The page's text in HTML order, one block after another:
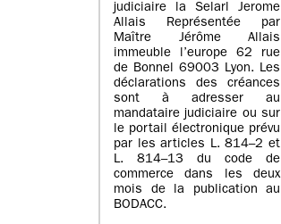
judiciaire la Selarl Jerome
Allais Représentée par
Maître Jérôme Allais
immeuble l’europe 62 rue
de Bonnel 69003 Lyon. Les
déclarations des créances
sont à adresser au
mandataire judiciaire ou sur
le portail électronique prévu
par les articles L. 814–2 et
L. 814–13 du code de
commerce dans les deux
mois de la publication au
BODACC.